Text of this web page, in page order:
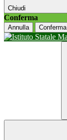
Chiudi
Conferma
Annulla Conferma